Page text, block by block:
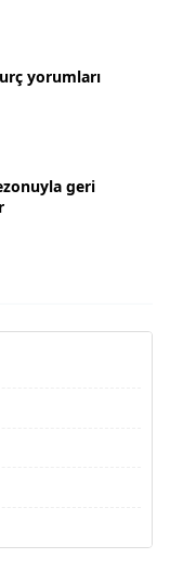
yorumları
geri